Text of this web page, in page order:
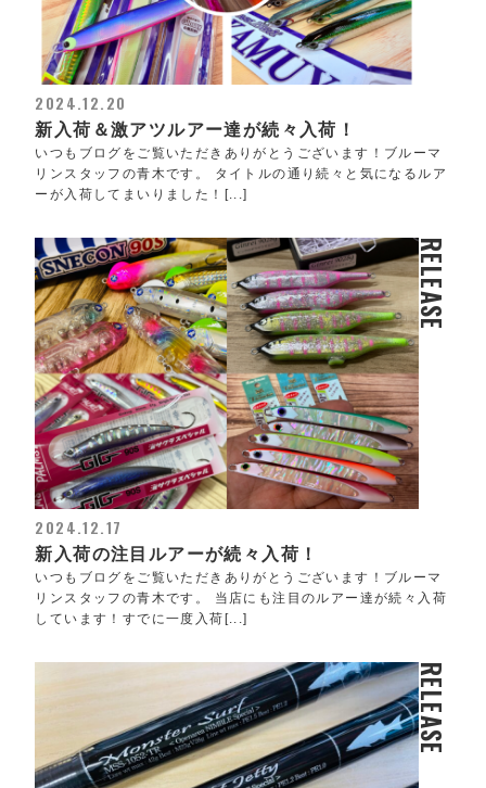
2024.12.20
新入荷＆激アツルアー達が続々入荷！
いつもブログをご覧いただきありがとうございます！ブルーマ
リンスタッフの青木です。 タイトルの通り続々と気になるルア
ーが入荷してまいりました！[...]
RELEASE
2024.12.17
新入荷の注目ルアーが続々入荷！
いつもブログをご覧いただきありがとうございます！ブルーマ
リンスタッフの青木です。 当店にも注目のルアー達が続々入荷
しています！すでに一度入荷[...]
RELEASE